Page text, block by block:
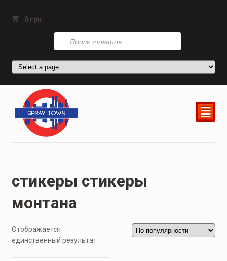
0 грн.
Поиск
товаров
²
стикеры стикеры
монтана
Отображается
единственный результат